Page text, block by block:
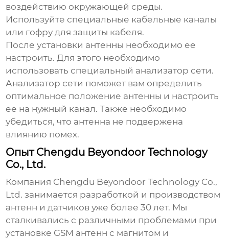
воздействию окружающей среды.
Используйте специальные кабельные каналы
или гофру для защиты кабеля.
После установки антенны необходимо ее
настроить. Для этого необходимо
использовать специальный анализатор сети.
Анализатор сети поможет вам определить
оптимальное положение антенны и настроить
ее на нужный канал. Также необходимо
убедиться, что антенна не подвержена
влиянию помех.
Опыт Chengdu Beyondoor Technology
Co., Ltd.
Компания Chengdu Beyondoor Technology Co.,
Ltd. занимается разработкой и производством
антенн и датчиков уже более 30 лет. Мы
сталкивались с различными проблемами при
установке GSM антенн с магнитом и